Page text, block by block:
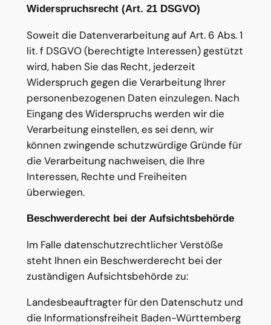
Widerspruchsrecht (Art. 21 DSGVO)
Soweit die Datenverarbeitung auf Art. 6 Abs. 1
lit. f DSGVO (berechtigte Interessen) gestützt
wird, haben Sie das Recht, jederzeit
Widerspruch gegen die Verarbeitung Ihrer
personenbezogenen Daten einzulegen. Nach
Eingang des Widerspruchs werden wir die
Verarbeitung einstellen, es sei denn, wir
können zwingende schutzwürdige Gründe für
die Verarbeitung nachweisen, die Ihre
Interessen, Rechte und Freiheiten
überwiegen.
Beschwerderecht bei der Aufsichtsbehörde
Im Falle datenschutzrechtlicher Verstöße
steht Ihnen ein Beschwerderecht bei der
zuständigen Aufsichtsbehörde zu:
Landesbeauftragter für den Datenschutz und
die Informationsfreiheit Baden-Württemberg